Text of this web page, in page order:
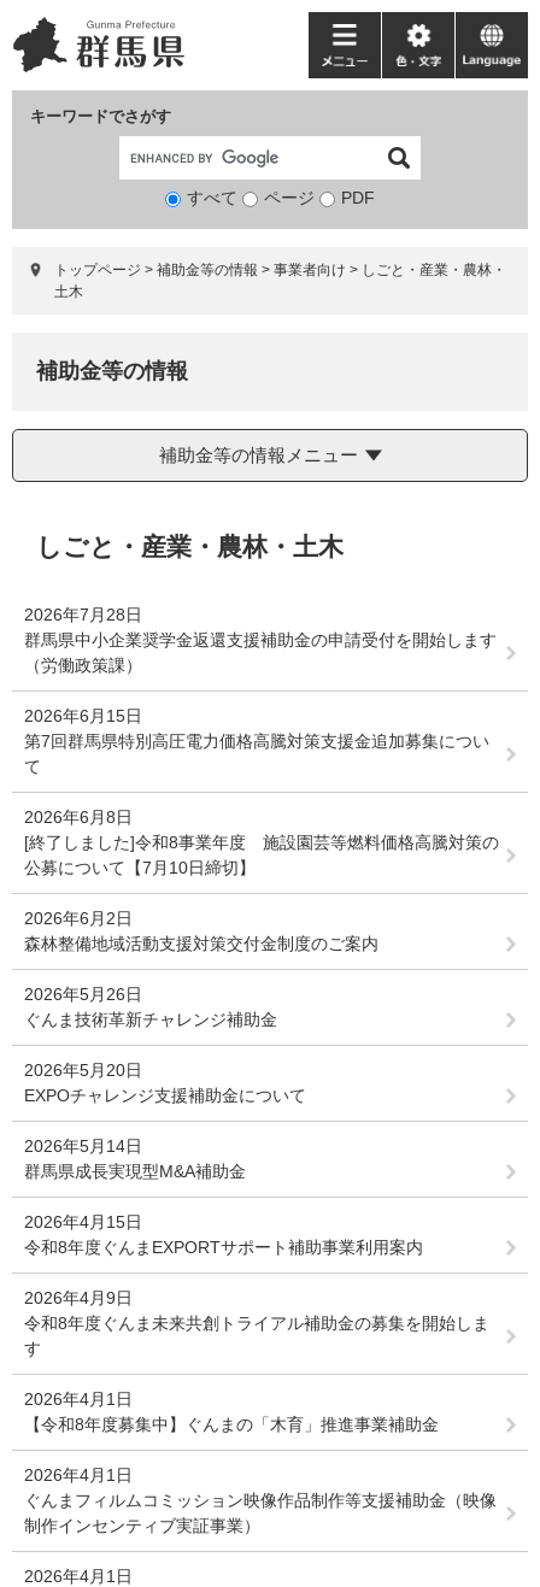
ー
ジ
ニ
ュ
て
キーワードでさがす
検
象
すべて ページ PDF
メ
ニ
ー
色・
文
language
トップページ > 補助金等の情報 > 事業者向け > しごと・産業・農林・
土木
補助金等の情報
補助金等の情報メニュー
しごと・産業・農林・土木
2026年7月28日
群馬県中小企業奨学金返還支援補助金の申請受付を開始します
（労働政策課）
2026年6月15日
第7回群馬県特別高圧電力価格高騰対策支援金追加募集につい
て
2026年6月8日
[終了しました]令和8事業年度 施設園芸等燃料価格高騰対策の
公募について【7月10日締切】
2026年6月2日
森林整備地域活動支援対策交付金制度のご案内
2026年5月26日
ぐんま技術革新チャレンジ補助金
2026年5月20日
EXPOチャレンジ支援補助金について
2026年5月14日
群馬県成長実現型M&A補助金
2026年4月15日
令和8年度ぐんまEXPORTサポート補助事業利用案内
2026年4月9日
令和8年度ぐんま未来共創トライアル補助金の募集を開始しま
す
2026年4月1日
【令和8年度募集中】ぐんまの「木育」推進事業補助金
2026年4月1日
ぐんまフィルムコミッション映像作品制作等支援補助金（映像
制作インセンティブ実証事業）
2026年4月1日